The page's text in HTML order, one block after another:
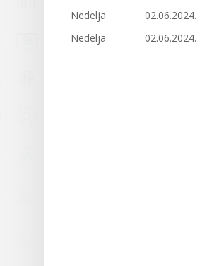
Nedelja
02.06.2024.
Nedelja
02.06.2024.